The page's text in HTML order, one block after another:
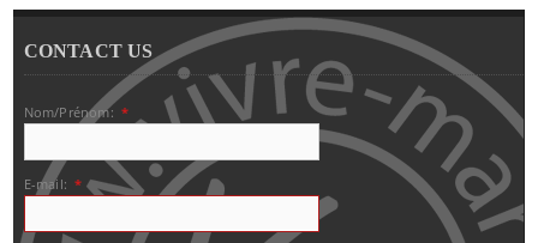
CONTACT US
Nom/Prénom: *
E-mail: *